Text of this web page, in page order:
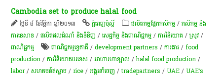
Cambodia set to produce halal food
ថ្ងៃទី ៨ ខែវិច្ឆិកា ឆ្នាំ២០១៣ ភ្នំពេញប៉ុស្តិ៍ ​ផលិតកម្ម​ផ្នែក​កសិកម្ម​ /កសិកម្ម​ និង​
ការ​នេ​សាទ​ /ផលិតផលដំណាំ និងទំនិញ /សេដ្ឋកិច្ច និងពាណិជ្ជកម្ម /ការវិនិយោគ /​ស្រូវ​ /
ពាណិជ្ជកម្ម
ពាណិជ្ជកម្ម​ទ្វេ​ភាគី​ /development partners /ការងារ /food
production /ការវិនិយោគបរទេស /អាហារហាឡាល /halal food production /
labor/សហគមន៍ឥស្លាម /rice /​អង្ករ​នាំចេញ​​ /tradepartners /UAE /UAE’s